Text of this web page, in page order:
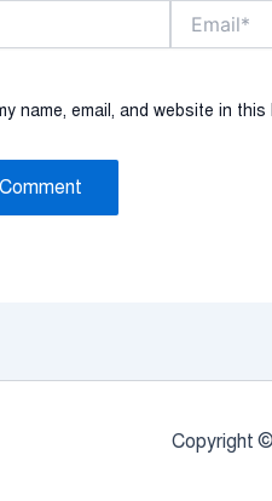
name, email, and website in
Copyright ©